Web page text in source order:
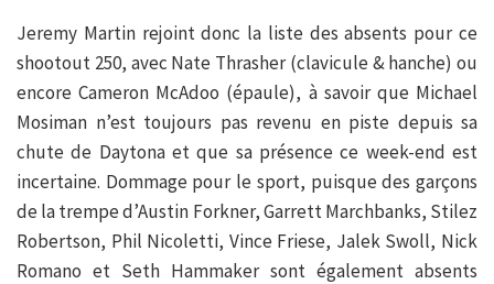
Jeremy Martin rejoint donc la liste des absents pour ce
shootout 250, avec Nate Thrasher (clavicule & hanche) ou
encore Cameron McAdoo (épaule), à savoir que Michael
Mosiman n’est toujours pas revenu en piste depuis sa
chute de Daytona et que sa présence ce week-end est
incertaine. Dommage pour le sport, puisque des garçons
de la trempe d’Austin Forkner, Garrett Marchbanks, Stilez
Robertson, Phil Nicoletti, Vince Friese, Jalek Swoll, Nick
Romano et Seth Hammaker sont également absents